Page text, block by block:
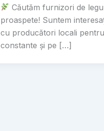
Căutăm furnizori de
proaspete! Suntem
cu producători locali
constante și pe […]